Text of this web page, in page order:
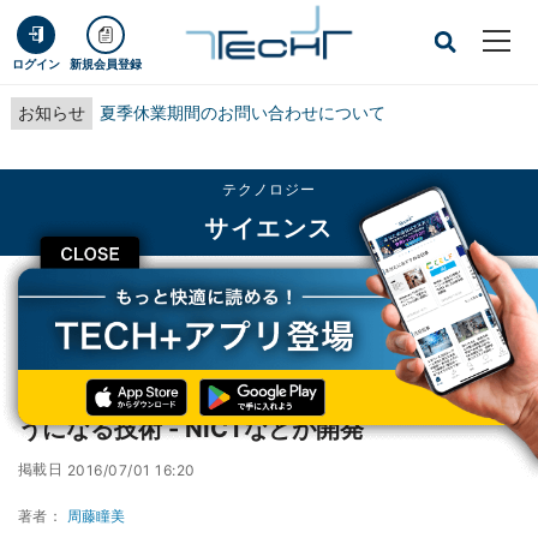
ログイン 新規会員登録
お知らせ 夏季休業期間のお問い合わせについて
CLOSE
テクノロジー
サイエンス
TECH+ テクノロジー
サイエンス
白黒の縞がトレーニングにより赤く見えるようになる技術 - NICTなどが開発
白黒の縞がトレーニングにより赤く見えるよ
うになる技術 - NICTなどが開発
掲載日 2016/07/01 16:20
著者： 周藤瞳美